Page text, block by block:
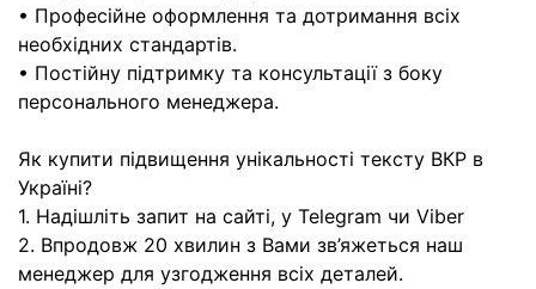
• Професійне оформлення та дотримання всіх
необхідних стандартів.
• Постійну підтримку та консультації з боку
персонального менеджера.
Як купити підвищення унікальності тексту ВКР в
Україні?
1. Надішліть запит на сайті, у Telegram чи Viber
2. Впродовж 20 хвилин з Вами зв’яжеться наш
менеджер для узгодження всіх деталей.